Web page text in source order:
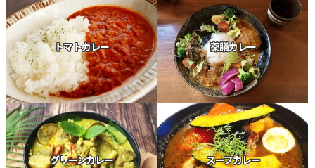
トマトカレー 薬膳カレー
グリーンカレー スープカレー